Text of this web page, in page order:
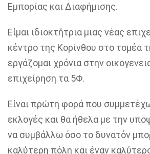
Εμπορίας και Διαφήμισης.
Είμαι ιδιοκτήτρια μιας νέας
κέντρο της Κορίνθου στο τομέα
εργάζομαι χρόνια στην
επιχείρηση τα 5Φ.
Είναι πρώτη φορά που
εκλογές και θα ήθελα με την
να συμβάλλω όσο το δυνατόν
καλύτερη πόλη και έναν